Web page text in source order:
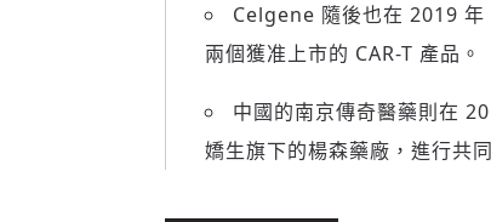
Celgene 隨後也在 2019 年
兩個獲准上市的 CAR-T 產品。
中國的南京傳奇醫藥則在
嬌生旗下的楊森藥廠，進行共